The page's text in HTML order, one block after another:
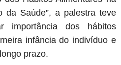
da Saúde”, a palestra teve
importância dos hábitos
infância do indivíduo e
prazo.